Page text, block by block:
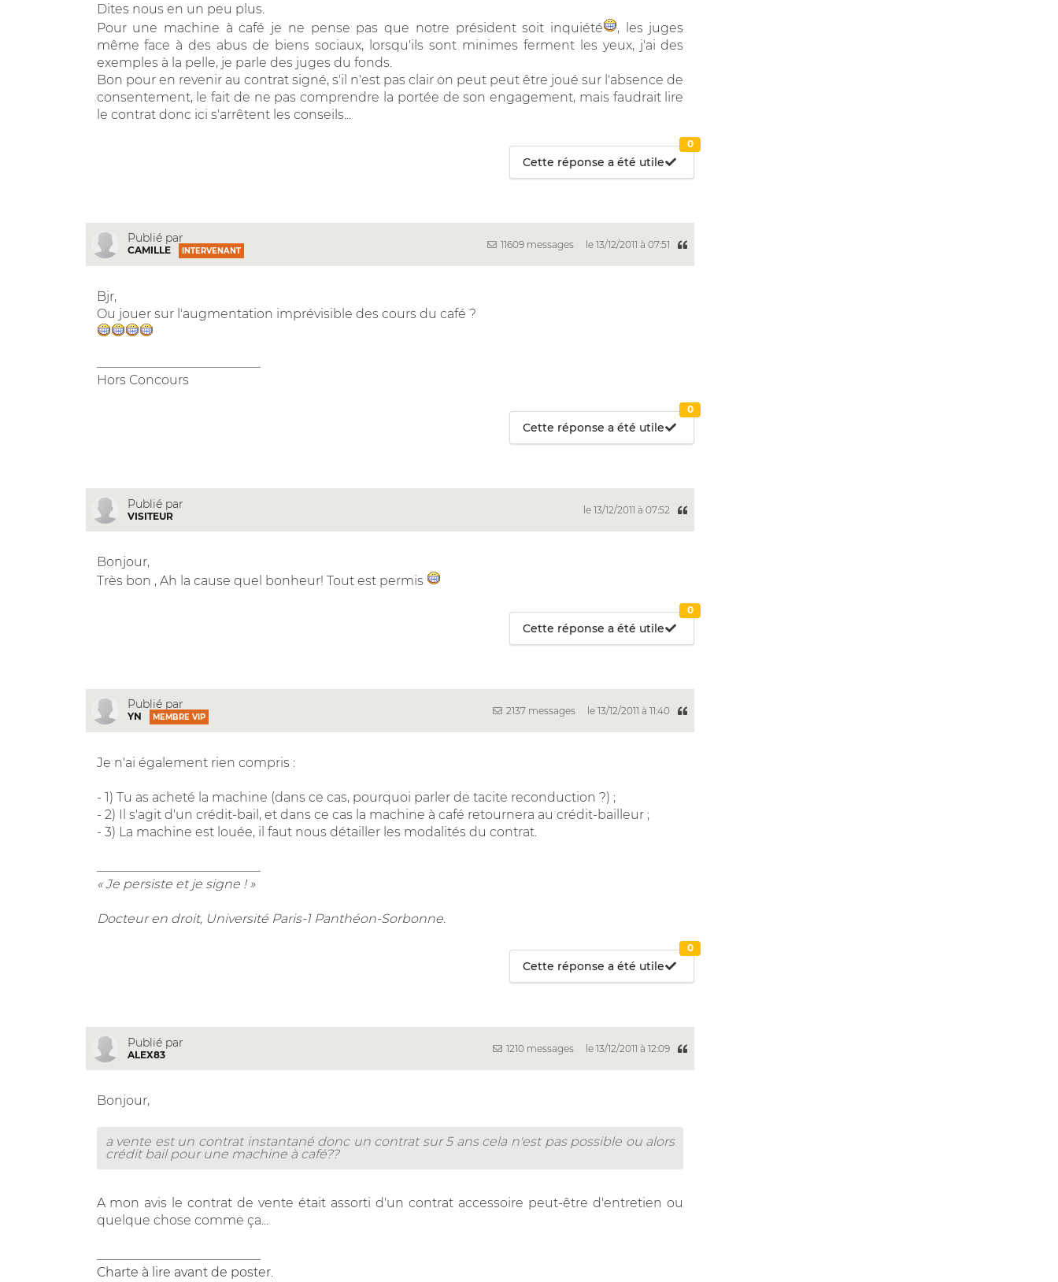
Dites nous en un peu plus.
Pour une machine à café je ne pense pas que notre président soit inquiété
, les juges
même face à des abus de biens sociaux, lorsqu'ils sont minimes ferment les yeux, j'ai des
exemples à la pelle, je parle des juges du fonds.
Bon pour en revenir au contrat signé, s'il n'est pas clair on peut peut être joué sur l'absence de
consentement, le fait de ne pas comprendre la portée de son engagement, mais faudrait lire
le contrat donc ici s'arrêtent les conseils...
Cette réponse a été utile
0
Publié par
CAMILLE INTERVENANT
11609 messages le 13/12/2011 à 07:51
Bjr,
Ou jouer sur l'augmentation imprévisible des cours du café ?
Hors Concours
Cette réponse a été utile
0
Publié par
VISITEUR
le 13/12/2011 à 07:52
Bonjour,
Très bon , Ah la cause quel bonheur! Tout est permis
Cette réponse a été utile
0
Publié par
YN MEMBRE VIP
2137 messages le 13/12/2011 à 11:40
Je n'ai également rien compris :
- 1) Tu as acheté la machine (dans ce cas, pourquoi parler de tacite reconduction ?) ;
- 2) Il s'agit d'un crédit-bail, et dans ce cas la machine à café retournera au crédit-bailleur ;
- 3) La machine est louée, il faut nous détailler les modalités du contrat.
« Je persiste et je signe ! »
Docteur en droit, Université Paris-1 Panthéon-Sorbonne.
Cette réponse a été utile
0
Publié par
ALEX83
1210 messages le 13/12/2011 à 12:09
Bonjour,
a vente est un contrat instantané donc un contrat sur 5 ans cela n'est pas possible ou alors
crédit bail pour une machine à café??
A mon avis le contrat de vente était assorti d'un contrat accessoire peut-être d'entretien ou
quelque chose comme ça...
Charte à lire avant de poster.